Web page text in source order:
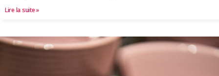
Lire la suite »